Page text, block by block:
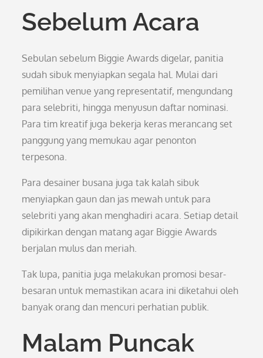
Sebelum Acara
Sebulan sebelum Biggie Awards digelar, panitia
sudah sibuk menyiapkan segala hal. Mulai dari
pemilihan venue yang representatif, mengundang
para selebriti, hingga menyusun daftar nominasi.
Para tim kreatif juga bekerja keras merancang set
panggung yang memukau agar penonton
terpesona.
Para desainer busana juga tak kalah sibuk
menyiapkan gaun dan jas mewah untuk para
selebriti yang akan menghadiri acara. Setiap detail
dipikirkan dengan matang agar Biggie Awards
berjalan mulus dan meriah.
Tak lupa, panitia juga melakukan promosi besar-
besaran untuk memastikan acara ini diketahui oleh
banyak orang dan mencuri perhatian publik.
Malam Puncak